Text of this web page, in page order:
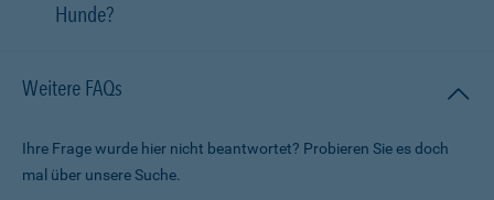
Hunde?
Weitere FAQs
Ihre Frage wurde hier nicht beantwortet? Probieren Sie es doch
mal über unsere Suche.